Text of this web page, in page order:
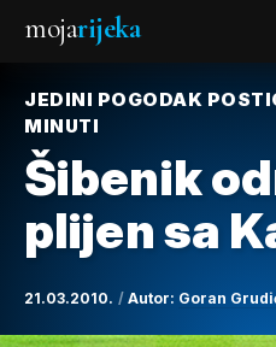
mojarijeka
JEDINI POGODAK
MINUTI
Šibenik
plijen sa
21.03.2010. Autor: Goran